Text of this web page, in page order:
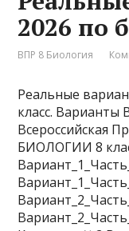
2026 по
ВПР 8 Биология
Реальные
класс. Варианты
Всероссийская
БИОЛОГИИ 8